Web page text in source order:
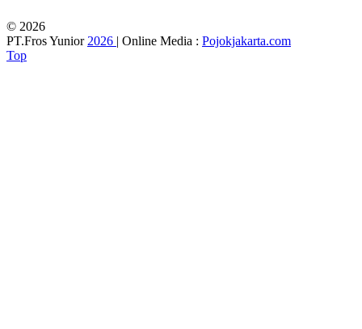
© 2026
PT.Fros Yunior 2026 | Online Media : Pojokjakarta.com
Top